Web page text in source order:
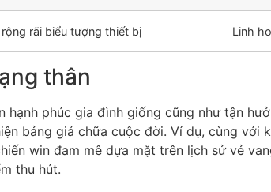
rãi biểu tượng thiết bị Linh
thân
hạnh phúc gia đình giống cũng như tận
bảng giá chữa cuộc đời. Ví dụ, cùng với
win đam mê dựa mặt trên lịch sử vẻ
thu hút.